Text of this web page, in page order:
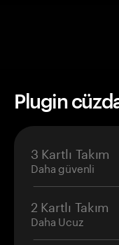
Plugin
3 Kartlı Takım
Daha güvenli
2 Kartlı Takım
Daha Ucuz